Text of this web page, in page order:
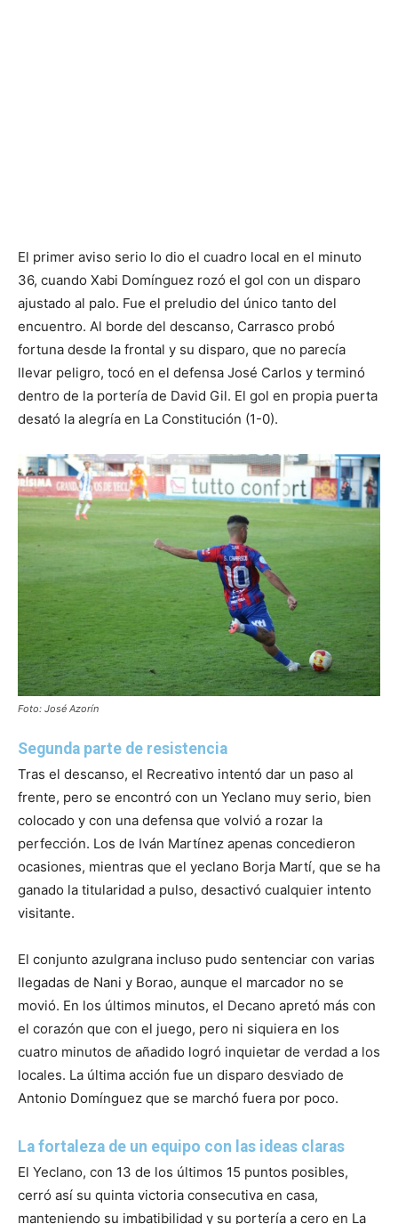
El primer aviso serio lo dio el cuadro local en el minuto
36, cuando Xabi Domínguez rozó el gol con un disparo
ajustado al palo. Fue el preludio del único tanto del
encuentro. Al borde del descanso, Carrasco probó
fortuna desde la frontal y su disparo, que no parecía
llevar peligro, tocó en el defensa José Carlos y terminó
dentro de la portería de David Gil. El gol en propia puerta
desató la alegría en La Constitución (1-0).
Foto: José Azorín
Segunda parte de resistencia
Tras el descanso, el Recreativo intentó dar un paso al
frente, pero se encontró con un Yeclano muy serio, bien
colocado y con una defensa que volvió a rozar la
perfección. Los de Iván Martínez apenas concedieron
ocasiones, mientras que el yeclano Borja Martí, que se ha
ganado la titularidad a pulso, desactivó cualquier intento
visitante.
El conjunto azulgrana incluso pudo sentenciar con varias
llegadas de Nani y Borao, aunque el marcador no se
movió. En los últimos minutos, el Decano apretó más con
el corazón que con el juego, pero ni siquiera en los
cuatro minutos de añadido logró inquietar de verdad a los
locales. La última acción fue un disparo desviado de
Antonio Domínguez que se marchó fuera por poco.
La fortaleza de un equipo con las ideas claras
El Yeclano, con 13 de los últimos 15 puntos posibles,
cerró así su quinta victoria consecutiva en casa,
manteniendo su imbatibilidad y su portería a cero en La